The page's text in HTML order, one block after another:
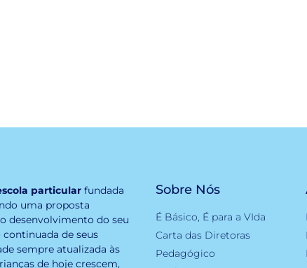
particularfundada
uma proposta
desenvolvimento do seu
de seus
sempre atualizada às
de hoje crescem,
Sobre Nós
É Básico, É para a VIda
Carta das Diretoras
Pedagógico